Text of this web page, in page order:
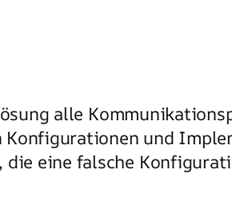
alle
und
eine falsche